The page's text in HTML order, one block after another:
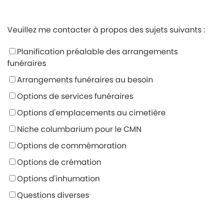
Veuillez me contacter à propos des sujets suivants :
Planification préalable des arrangements
funéraires
Arrangements funéraires au besoin
Options de services funéraires
Options d'emplacements au cimetière
Niche columbarium pour le CMN
Options de commémoration
Options de crémation
Options d'inhumation
Questions diverses